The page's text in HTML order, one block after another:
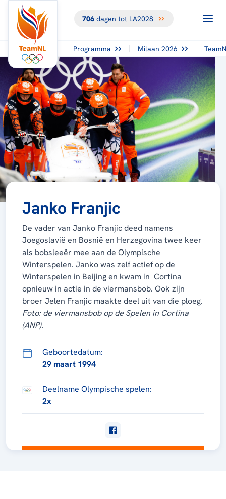
706dagen tot LA2028
Programma Milaan 2026
Janko Franjic
De vader van Janko Franjic deed namens
Joegoslavië en Bosnië en Herzegovina twee keer
als bobsleeër mee aan de Olympische
Winterspelen. Janko was zelf actief op de
Winterspelen in Beijing en kwam in Cortina
opnieuw in actie in de viermansbob. Ook zijn
broer Jelen Franjic maakte deel uit van die ploeg.
Foto: de viermansbob op de Spelen in Cortina
(ANP).
Geboortedatum:
29 maart 1994
Deelname Olympische spelen:
2x